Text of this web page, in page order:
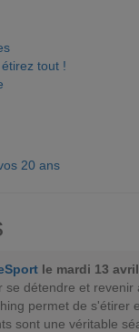
tout !
20 ans
le mardi 13
se détendre et
permet de s'étirer
sont une véritable